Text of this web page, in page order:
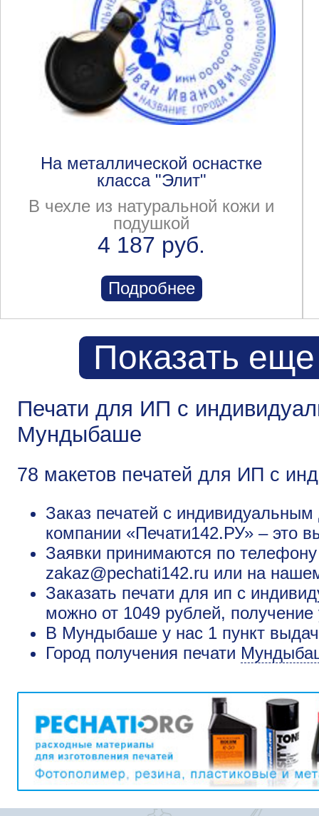
На металлической оснастке
класса "Элит"
В чехле из натуральной кожи и
подушкой
4 187 руб.
Подробнее
Показать
Печати для ИП с
Мундыбаше
78 макетов печатей для ИП с
Заказ печатей с
компании «Печати142.РУ» – это
Заявки принимаются по
zakaz@pechati142.ru или на
Заказать печати для ип с
можно от 1049 рублей,
В Мундыбаше у нас 1 пункт
Город получения печати